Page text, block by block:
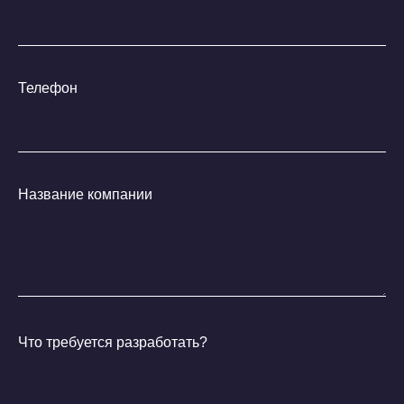
Телефон
Название компании
Что требуется разработать?
Мы защищаем твой